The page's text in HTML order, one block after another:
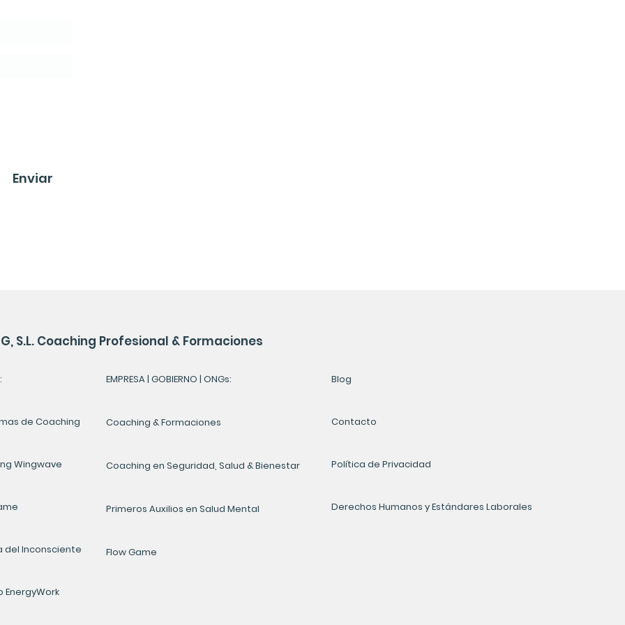
Enviar
S.L. Coaching Profesional & Formaciones
de Coaching
Wingwave
del Inconsciente
EnergyWork
EMPRESA | GOBIERNO | ONGs:
Coaching & Formaciones
Coaching en Seguridad, Salud & Bienestar
Primeros Auxilios en Salud Mental
Flow Game
Blog
Contacto
Política de Privacidad
Derechos Humanos y Estándares Laborales